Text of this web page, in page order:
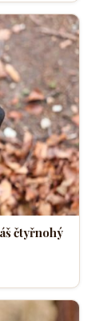
čtyřnohý